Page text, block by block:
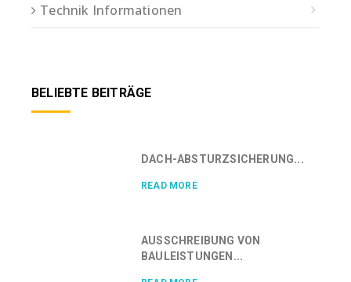
Technik Informationen
BELIEBTE BEITRÄGE
DACH-ABSTURZSICHERUNG...
READ MORE
AUSSCHREIBUNG VON
BAULEISTUNGEN...